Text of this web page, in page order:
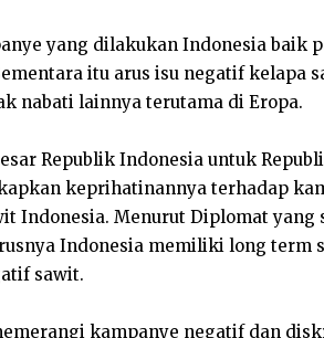
yang dilakukan Indonesia baik
itu arus isu negatif kelapa
nabati lainnya terutama di Eropa.
Republik Indonesia untuk
keprihatinannya terhadap
Indonesia. Menurut Diplomat yang
Indonesia memiliki long term
sawit.
kampanye negatif dan